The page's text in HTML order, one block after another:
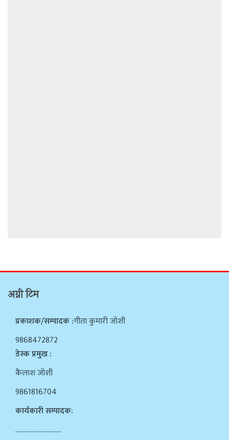
अग्नी टिम
प्रकाशक/सम्पादक :गीता कुमारी जोशी
9868472872
डेस्क प्रमुख :
कैलाश जोशी
9861816704
कार्यकारी सम्पादक:
…………………………